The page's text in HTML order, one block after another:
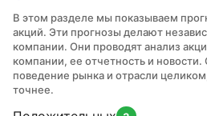
В этом разделе мы показываем
акций. Эти прогнозы делают
компании. Они проводят анализ
компании, ее отчетность и
поведение рынка и отрасли
точнее.